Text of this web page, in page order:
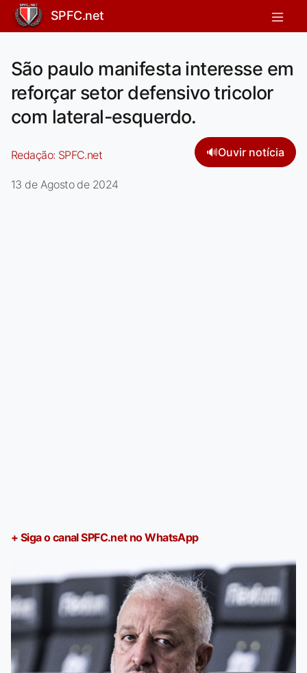
SPFC.net
São paulo manifesta interesse em
reforçar setor defensivo tricolor
com lateral-esquerdo.
Redação: SPFC.net 🔊Ouvir notícia
13 de Agosto de 2024
+ Siga o canal SPFC.net no WhatsApp